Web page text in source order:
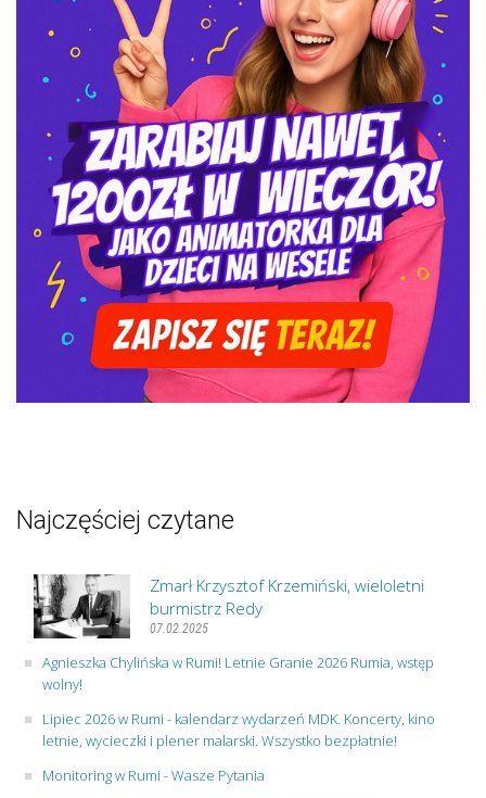
Najczęściej czytane
Zmarł Krzysztof Krzemiński, wieloletni
burmistrz Redy
07.02.2025
Agnieszka Chylińska w Rumi! Letnie Granie 2026 Rumia, wstęp
wolny!
Lipiec 2026 w Rumi - kalendarz wydarzeń MDK. Koncerty, kino
letnie, wycieczki i plener malarski. Wszystko bezpłatnie!
Monitoring w Rumi - Wasze Pytania